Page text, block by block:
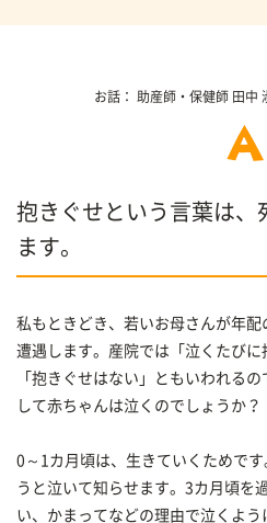
お話： 助産師・保健師 田中
抱きぐせという言葉は、
ます。
私もときどき、若いお母さんが年
遭遇します。産院では「泣くたびに
「抱きぐせはない」ともいわれる
して赤ちゃんは泣くのでしょうか？
0～1カ月頃は、生きていくためで
うと泣いて知らせます。3カ月頃を
い、かまってなどの理由で泣くよ